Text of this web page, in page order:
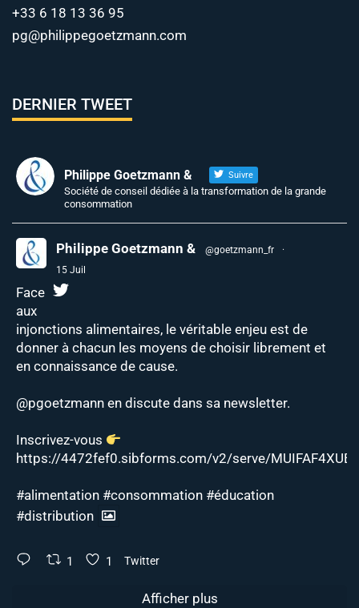
+33 6 18 13 36 95
pg@philippegoetzmann.com
DERNIER TWEET
Philippe Goetzmann & Suivre
Société de conseil dédiée à la transformation de la grande
consommation
Philippe Goetzmann & @goetzmann_fr
·
15 Juil
Face
aux
injonctions alimentaires, le véritable enjeu est de
donner à chacun les moyens de choisir librement et
en connaissance de cause.
@pgoetzmann en discute dans sa newsletter.
Inscrivez-vous
https://4472fef0.sibforms.com/v2/serve/
#alimentation #consommation #éducation
#distribution
1 1 Twitter
Afficher plus